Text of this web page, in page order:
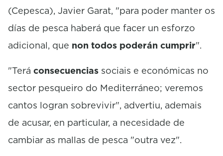
(Cepesca), Javier Garat, "para poder manter os
días de pesca haberá que facer un esforzo
adicional, que non todos poderán cumprir".
"Terá consecuencias sociais e económicas no
sector pesqueiro do Mediterráneo; veremos
cantos logran sobrevivir", advertiu, ademais
de acusar, en particular, a necesidade de
cambiar as mallas de pesca "outra vez".